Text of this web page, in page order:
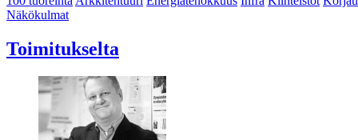
Näkökulmat
Toimitukselta